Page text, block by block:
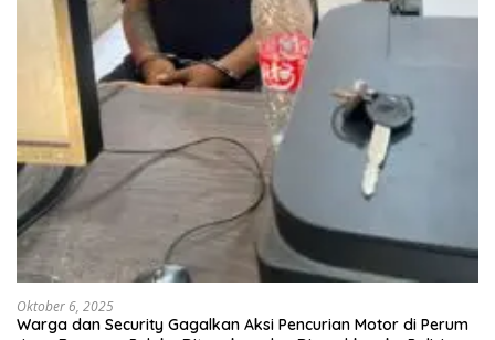
Oktober 6, 2025
Warga dan Security Gagalkan Aksi Pencurian Motor di Perum